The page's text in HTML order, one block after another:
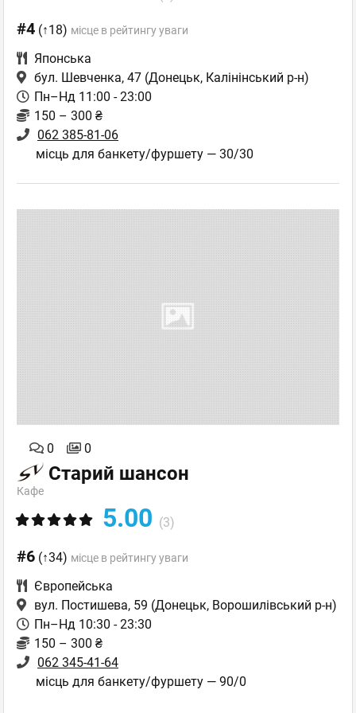
#4 (↑18) місце в рейтингу уваги
Японська
бул. Шевченка, 47 (Донецьк, Калінінський р-н)
Пн–Нд 11:00 - 23:00
150 – 300 ₴
062 385-81-06
місць для банкету/фуршету — 30/30
0 0
Старий шансон
Кафе
5.00 (3)
#6 (↑34) місце в рейтингу уваги
Європейська
вул. Постишева, 59 (Донецьк, Ворошилівський р-н)
Пн–Нд 10:30 - 23:30
150 – 300 ₴
062 345-41-64
місць для банкету/фуршету — 90/0